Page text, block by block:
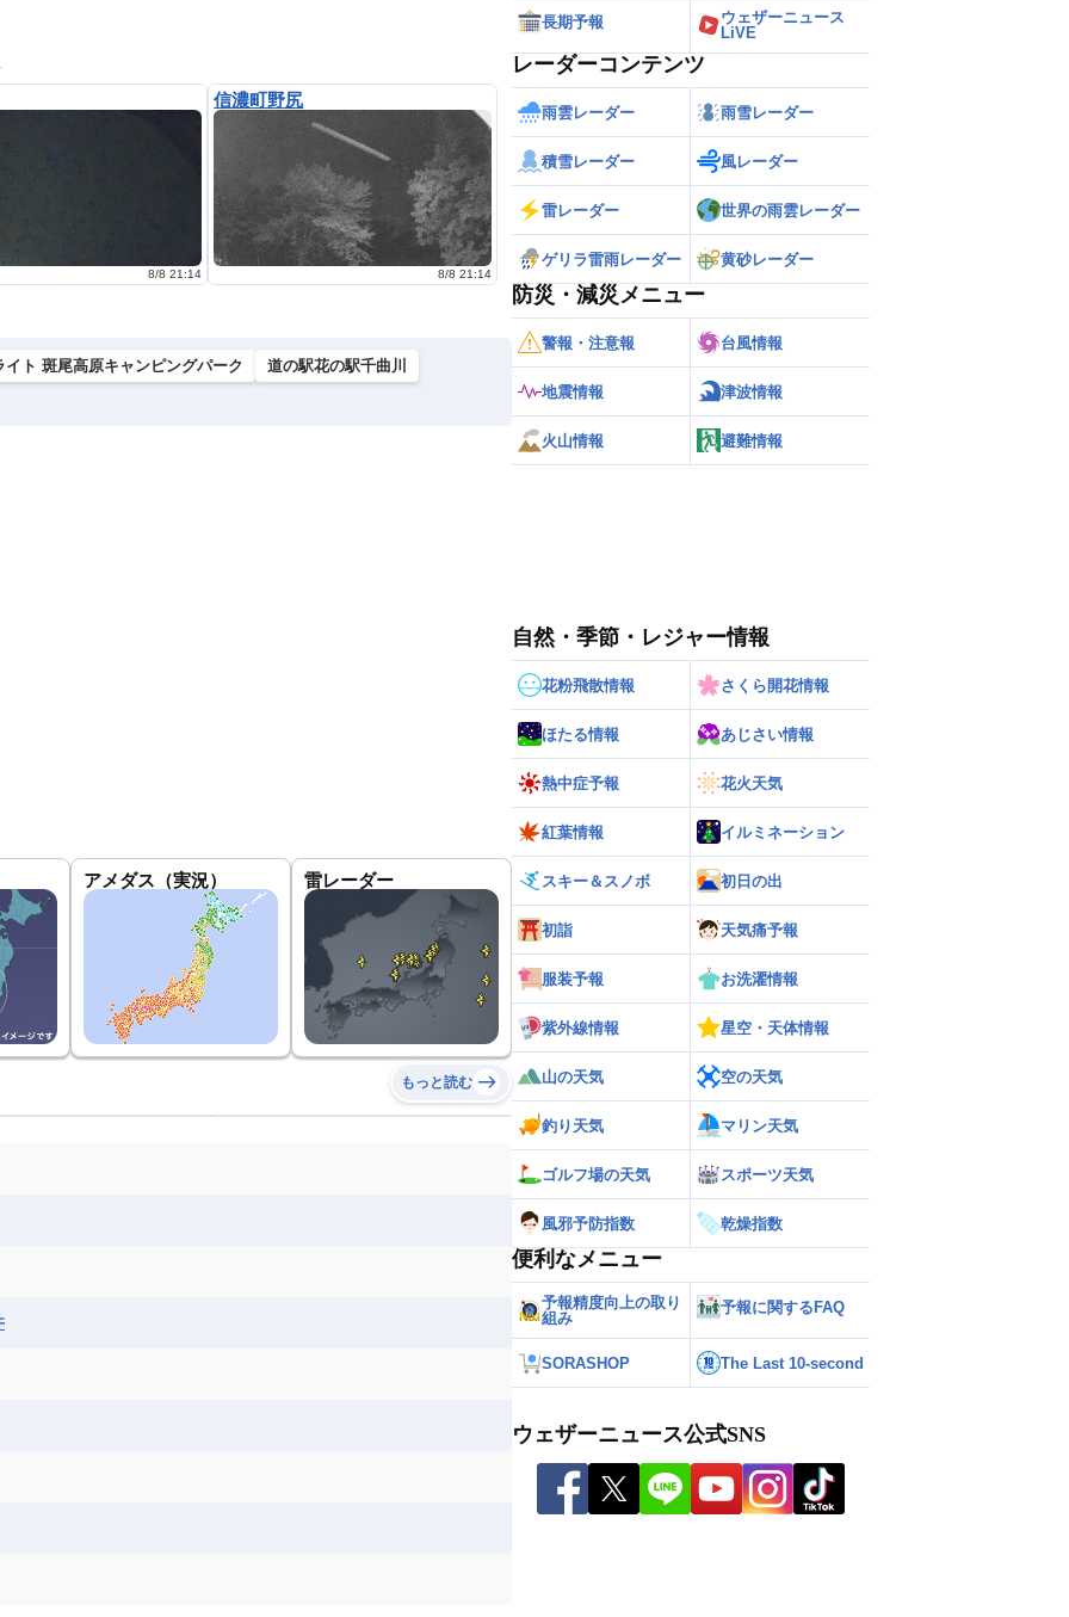
8/8 21:14
信濃町野尻
8/8 21:14
イト 斑尾高原キャンピングパーク 道の駅花の駅千曲川
アメダス（実況） 雷レーダー
もっと読む
長期予報
ウェザーニュース
LiVE
レーダーコンテンツ
雨雲レーダー 雨雪レーダー
積雪レーダー 風レーダー
雷レーダー 世界の雨雲レーダー
ゲリラ雷雨レーダー 黄砂レーダー
防災・減災メニュー
警報・注意報 台風情報
地震情報 津波情報
火山情報 避難情報
自然・季節・レジャー情報
花粉飛散情報 さくら開花情報
ほたる情報 あじさい情報
熱中症予報 花火天気
紅葉情報 イルミネーション
スキー＆スノボ 初日の出
初詣 天気痛予報
服装予報 お洗濯情報
紫外線情報 星空・天体情報
山の天気 空の天気
釣り天気 マリン天気
ゴルフ場の天気 スポーツ天気
風邪予防指数 乾燥指数
便利なメニュー
予報精度向上の取り
組み
予報に関するFAQ
SORASHOP The Last 10-second
ウェザーニュース公式SNS